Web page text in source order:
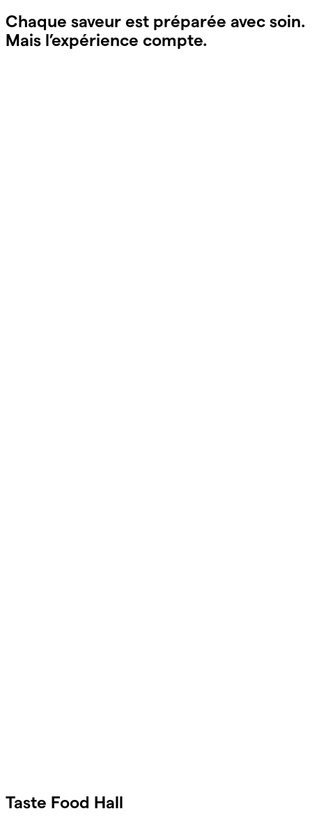
Chaque saveur est préparée avec soin.
Mais l’expérience compte.
Taste Food Hall